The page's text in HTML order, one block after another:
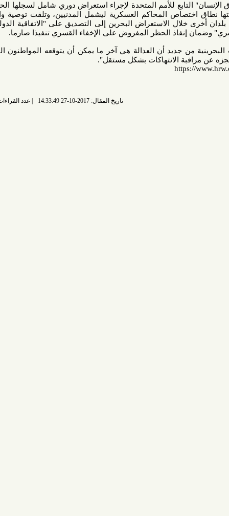
للأمم المتحدة لإجراء استعراض دوري شامل لسجلها الحقوقي في
المحاكم العسكرية ليشمل المدنيين، وتلقت توصية واحدة على
الاستعراض البحرين إلى التصديق على "الاتفاقية الدولية لحماية
الحظر المفروض على الإخفاء القسري تنفيذا صارما.
أن العدالة هي آخر ما يمكن أن يتوقعه المواطنون البحرينيون،
الانتهاكات بشكل مستقل".
عدد القراءات: 6507 قراءة |